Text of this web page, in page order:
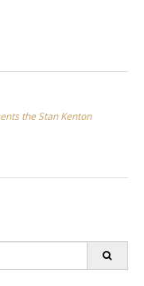
the Stan Kenton